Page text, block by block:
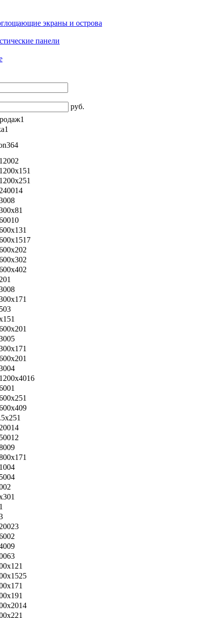
экраны и острова
панели
руб.
1
1
364
2
1
1
14
8
1
10
1
17
2
2
2
1
8
1
3
1
1
5
1
1
4
16
1
1
9
1
14
12
9
1
4
4
2
1
1
23
2
9
63
1
25
1
1
14
1